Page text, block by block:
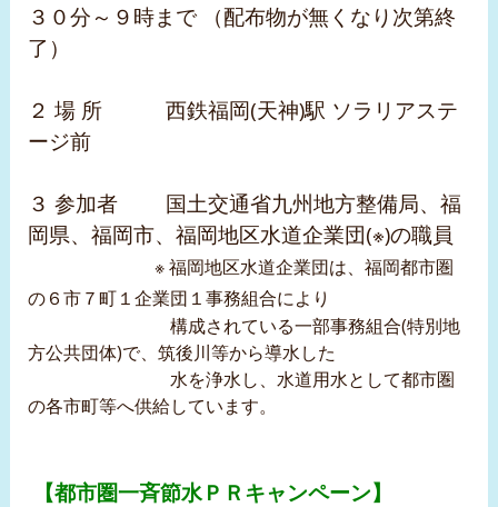
３０分～９時まで （配布物が無くなり次第終
了）
２ 場 所 西鉄福岡(天神)駅 ソラリアステ
ージ前
３ 参加者 国土交通省九州地方整備局、福
岡県、福岡市、福岡地区水道企業団(※)の職員
※ 福岡地区水道企業団は、福岡都市圏
の６市７町１企業団１事務組合により
構成されている一部事務組合(特別地
方公共団体)で、筑後川等から導水した
水を浄水し、水道用水として都市圏
の各市町等へ供給しています。
【都市圏一斉節水ＰＲキャンペーン】